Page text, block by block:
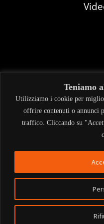
Teniamo
Utilizziamo i cookie per
offrire contenuti o annunci
traffico. Cliccando su